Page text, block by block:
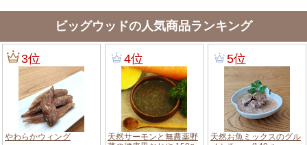
ビッグウッドの人気商品ランキング